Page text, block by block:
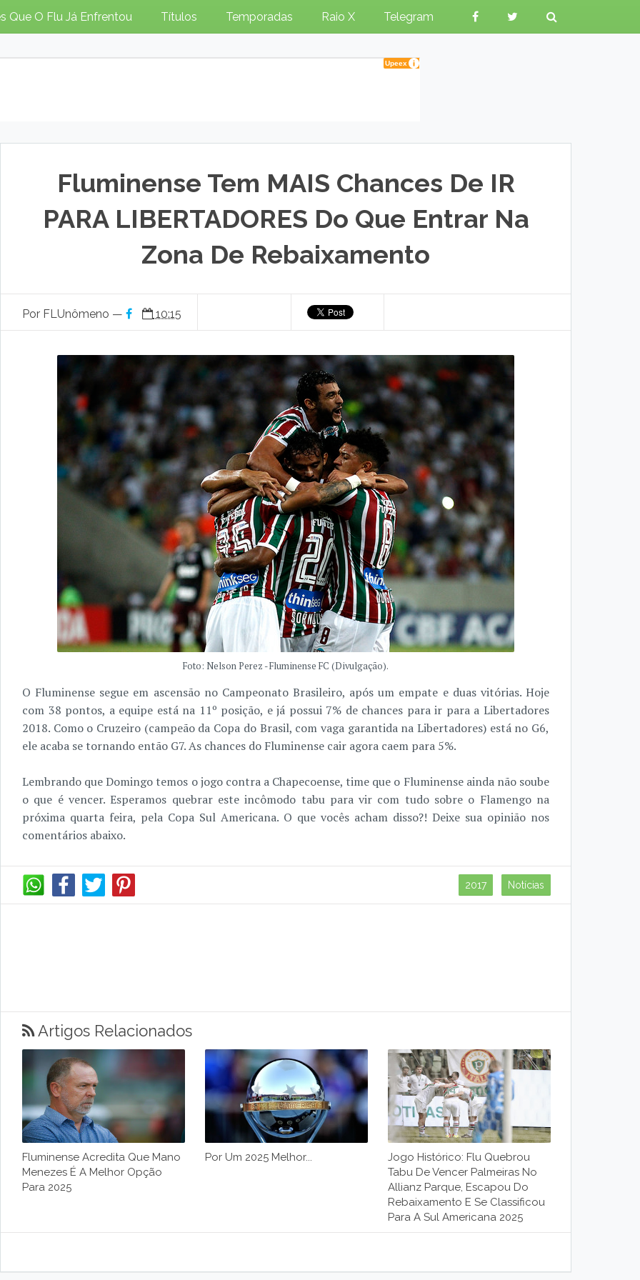
Que O Flu Já Enfrentou Títulos Temporadas Raio X Telegram
Fluminense Tem MAIS Chances De IR
PARA LIBERTADORES Do Que Entrar Na
Zona De Rebaixamento
Por FLUnômeno — 10:15
Foto: Nelson Perez - Fluminense FC (Divulgação).
O Fluminense segue em ascensão no Campeonato Brasileiro, após um empate e duas vitórias. Hoje
com 38 pontos, a equipe está na 11º posição, e já possui 7% de chances para ir para a Libertadores
2018. Como o Cruzeiro (campeão da Copa do Brasil, com vaga garantida na Libertadores) está no G6,
ele acaba se tornando então G7. As chances do Fluminense cair agora caem para 5%.
Lembrando que Domingo temos o jogo contra a Chapecoense, time que o Fluminense ainda não soube
o que é vencer. Esperamos quebrar este incômodo tabu para vir com tudo sobre o Flamengo na
próxima quarta feira, pela Copa Sul Americana. O que vocês acham disso?! Deixe sua opinião nos
comentários abaixo.
2017 Notícias
Artigos Relacionados
Fluminense Acredita Que Mano
Menezes É A Melhor Opção
Para 2025
Por Um 2025 Melhor...
Jogo Histórico: Flu Quebrou
Tabu De Vencer Palmeiras No
Allianz Parque, Escapou Do
Rebaixamento E Se Classificou
Para A Sul Americana 2025